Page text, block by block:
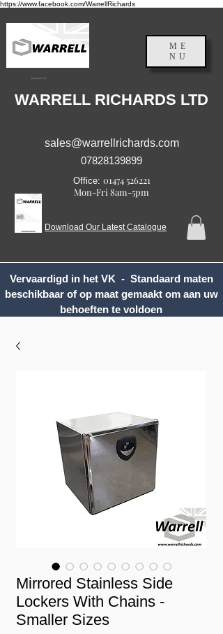
https://www.facebook.com/WarrellRichards
Engeland, VK
ME
NU
WARRELL RICHARDS LTD
sales@warrellrichards.com
07828139899
Office: 01474 526221
Mon-Fri 8am-5pm
Download Our Latest Catalogue
Vervaardigd in het VK - Standaard maten
beschikbaar of op maat gemaakt om aan uw
behoeften te voldoen
Mirrored Stainless Side
Lockers With Chains -
Smaller Sizes